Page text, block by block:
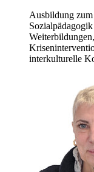
Ausbildung
interkulturelle